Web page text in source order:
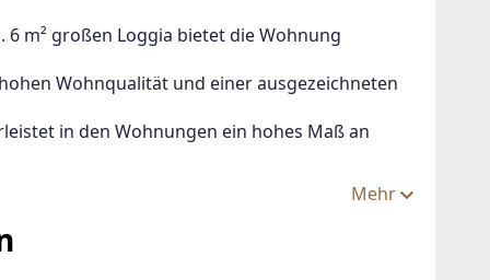
6 m² großen Loggia bietet die Wohnung
Wohnqualität und einer ausgezeichneten
in den Wohnungen ein hohes Maß an
Mehr